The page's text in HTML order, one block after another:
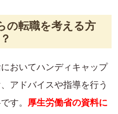
転職を考える方
おいてハンディキャップ
アドバイスや指導を行う
す。 厚生労働省の資料に